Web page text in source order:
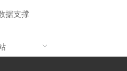
据支撑